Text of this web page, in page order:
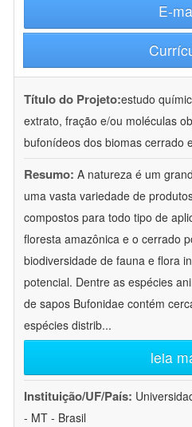
E-
Título do Projeto:estudo
extrato, fração e/ou moléculas
bufonídeos dos biomas cerrado
Resumo: A natureza é um
uma vasta variedade de
compostos para todo tipo de
floresta amazônica e o cerrado
biodiversidade de fauna e flora
potencial. Dentre as espécies
de sapos Bufonidae contém
espécies distrib...
leia
Instituição/UF/País:
- MT - Brasil